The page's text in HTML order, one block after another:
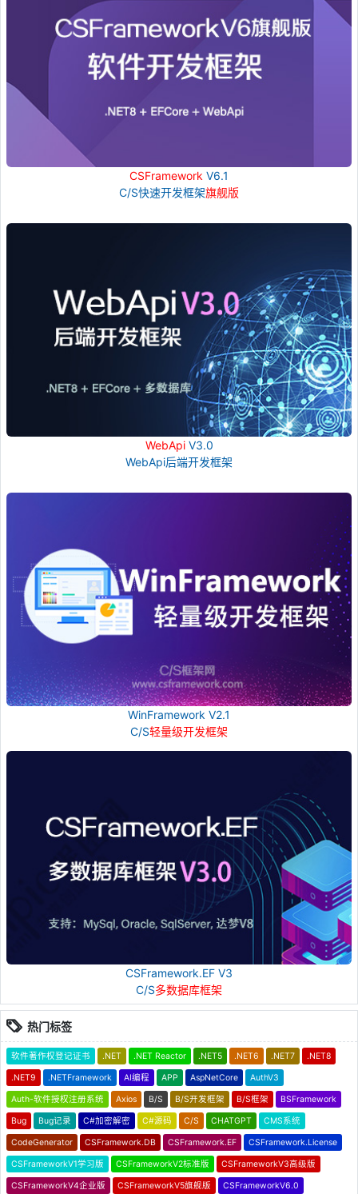
CSFramework V6.1
C/S快速开发框架旗舰版
WebApiV3.0
WebApi后端开发框架
WinFramework V2.1
C/S轻量级开发框架
CSFramework.EF V3
C/S多数据库框架
热门标签
软件著作权登记证书 .NET .NET Reactor .NET5 .NET6 .NET7 .NET8
.NET9 .NETFramework AI编程 APP AspNetCore AuthV3
Auth-软件授权注册系统 Axios B/S B/S开发框架 B/S框架 BSFramework
Bug Bug记录 C#加密解密 C#源码 C/S CHATGPT CMS系统
CodeGenerator CSFramework.DB CSFramework.EF CSFramework.License
CSFrameworkV1学习版 CSFrameworkV2标准版 CSFrameworkV3高级版
CSFrameworkV4企业版 CSFrameworkV5旗舰版 CSFrameworkV6.0